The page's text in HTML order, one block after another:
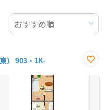
） 903・1K-
に入